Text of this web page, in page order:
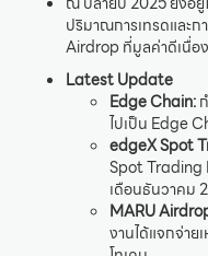
ปริมาณการเทรดและก
Airdrop ที่มูลค่าดีเนื่อ
Latest Update
Edge Chain:
ไปเป็น Edge
edgeX Spot
Spot Trading
เดือนธันวาคม
MARU
งานได้แจกจ่า